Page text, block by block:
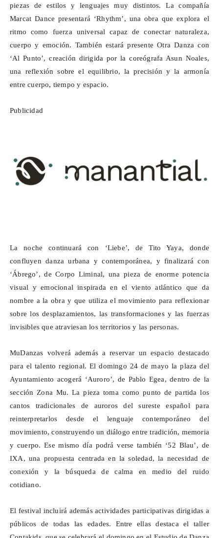
piezas de estilos y lenguajes muy distintos. La compañía
Marcat Dance presentará ‘Rhythm’, una obra que explora el
ritmo como fuerza universal capaz de conectar naturaleza,
cuerpo y emoción. También estará presente Otra Danza con
‘Al Punto’, creación dirigida por la coreógrafa Asun Noales,
una reflexión sobre el equilibrio, la precisión y la armonía
entre cuerpo, tiempo y espacio.
Publicidad
La noche continuará con ‘Liebe’, de Tito Yaya, donde
confluyen danza urbana y contemporánea, y finalizará con
‘Ábrego’, deCorpo Liminal, una pieza de enorme potencia
visual y emocional inspirada en el viento atlántico que da
nombre a la obra y que utiliza el movimiento para reflexionar
sobre los desplazamientos, las transformaciones y las fuerzas
invisibles que atraviesan los territorios y las personas.
MuDanzas volverá además a reservar un espacio destacado
para el talento regional. El domingo 24 de mayo la plaza del
Ayuntamiento acogerá ‘Auroro’, de Pablo Egea, dentro de la
sección Zona Mu. La pieza toma como punto de partida los
cantos tradicionales de aurorosdel sureste español para
reinterpretarlos desde el lenguaje contemporáneo del
movimiento, construyendo un diálogo entre tradición, memoria
y cuerpo. Ese mismo día podrá verse también ‘52 Blau’, de
IXA, una propuesta centrada en la soledad, la necesidad de
conexión y la búsqueda de calma en medio del ruido
cotidiano.
El festival incluirá además actividades participativas dirigidas a
públicos de todas las edades. Entre ellas destaca el taller